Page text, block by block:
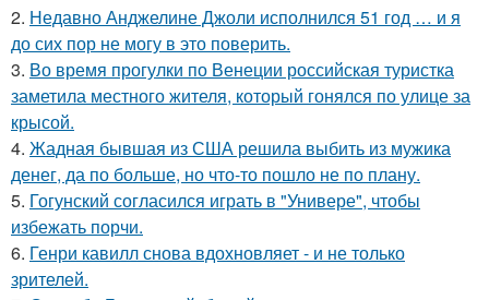
2. Недавно Анджелине Джоли исполнился 51 год … и я
до сих пор не могу в это поверить.
3. Во время прогулки по Венеции российская туристка
заметила местного жителя, который гонялся по улице за
крысой.
4. Жадная бывшая из США решила выбить из мужика
денег, да по больше, но что-то пошло не по плану.
5. Гогунский согласился играть в "Универе", чтобы
избежать порчи.
6. Генри кавилл снова вдохновляет - и не только
зрителей.